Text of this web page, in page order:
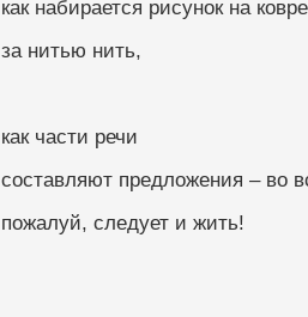
как набирается рисунок на ковре
за нитью нить,
как части речи
составляют предложения – во
пожалуй, следует и жить!